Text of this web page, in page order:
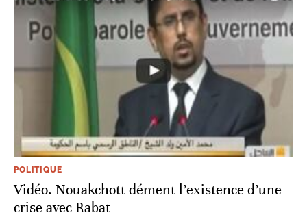
POLITIQUE
Vidéo. Nouakchott dément l’existence d’une
crise avec Rabat